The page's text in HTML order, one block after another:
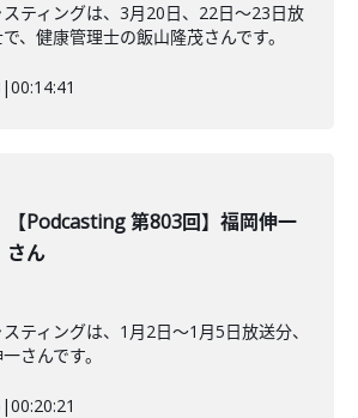
ティングは、3月20日、22日〜23日放
、健康管理士の飯山隆茂さんです。
|00:14:41
【Podcasting 第803回】福岡伸一
さん
ティングは、1月2日〜1月5日放送分、
さんです。
|00:20:21